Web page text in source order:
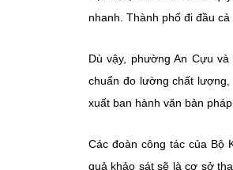
nhanh. Thành phố đi đầu
Dù vậy, phường An Cựu
chuẩn đo lường chất
xuất ban hành văn bản
Các đoàn công tác của Bộ
quả khảo sát sẽ là cơ sở